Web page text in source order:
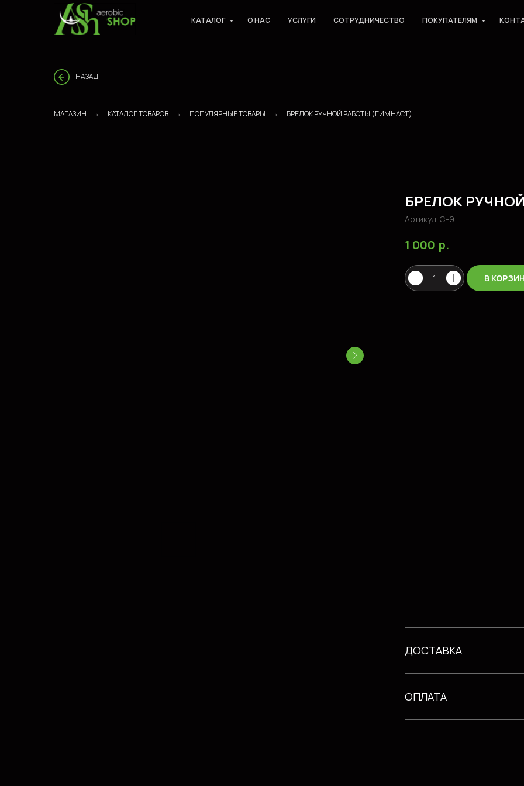
КАТАЛОГ О НАС УСЛУГИ СОТРУДНИЧЕСТВО ПОКУПАТЕЛЯМ
НАЗАД
МАГАЗИН → КАТАЛОГ ТОВАРОВ → ПОПУЛЯРНЫЕ ТОВАРЫ → БРЕЛОК РУЧНОЙ РАБОТЫ (ГИМНАСТ)
БРЕЛОК
Артикул: С-9
1 000 р.
В
ДОСТАВКА
ОПЛАТА